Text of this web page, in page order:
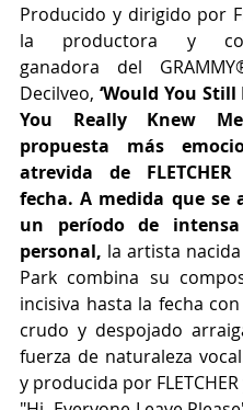
Producido y dirigido por
la productora y
ganadora del
Decilveo, ‘Would You
You Really Knew
propuesta más
atrevida de
fecha. A medida que se
un período de
personal, la artista
Park combina su
incisiva hasta la fecha
crudo y despojado
fuerza de naturaleza
y producida por